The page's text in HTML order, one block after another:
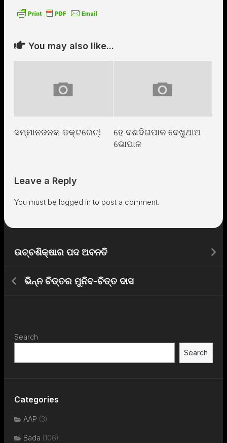
You may also like...
ସମ୍ମାନଜନକ ଡକ୍ଟରେଟ୍!
ହେ ଦଶଦିଗପାଳ ଦେଖୁଥାଅ
ଭୋପାଳ
Leave a Reply
You must be logged in to post a comment.
ଉଚ୍ଚଶିକ୍ଷାର ପଦ ଅବନତି
ଭିନ୍ନ ଚିତ୍ତର ମୁନିବ-ଚିତ୍ତ ଦାସ
Search
Search
Categories
AAP (3)
Bada (106)